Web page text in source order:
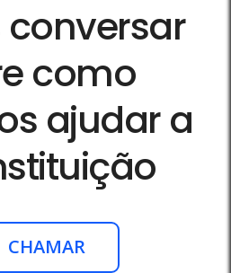
como
ajudar a
CHAMAR